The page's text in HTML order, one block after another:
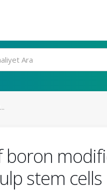
stem cells